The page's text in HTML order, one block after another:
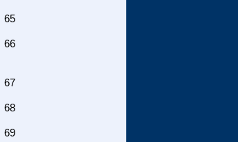
65
66
67
68
69